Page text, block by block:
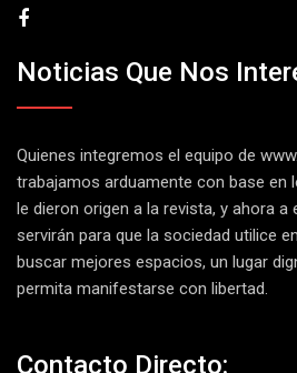
Noticias Que Nos
Quienes integremos el equipo de
trabajamos arduamente con base en
le dieron origen a la revista, y ahora a
servirán para que la sociedad utilice
buscar mejores espacios, un lugar
permita manifestarse con libertad.
Contacto Directo: